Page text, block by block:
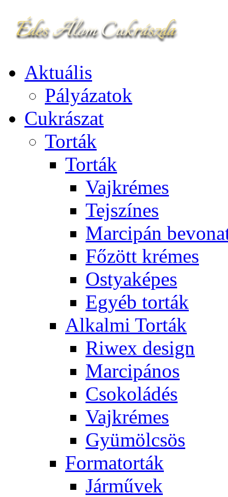
Aktuális
Pályázatok
Cukrászat
Torták
Torták
Vajkrémes
Tejszínes
Marcipán
Főzött krémes
Ostyaképes
Egyéb torták
Alkalmi Torták
Riwex design
Marcipános
Csokoládés
Vajkrémes
Gyümölcsös
Formatorták
Járművek